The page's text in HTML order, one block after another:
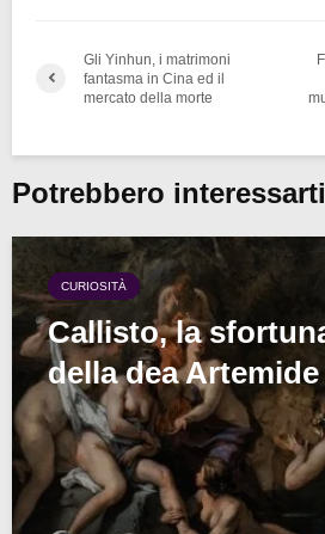
Gli Yinhun, i matrimoni
fantasma in Cina ed il
mercato della morte
Potrebbero interessarti
CURIOSITÀ
Callisto, la
della dea Artemide